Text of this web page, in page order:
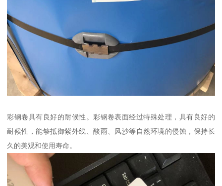
彩钢卷具有良好的耐候性。彩钢卷表面经过特殊处理，具有良好的
耐候性，能够抵御紫外线、酸雨、风沙等自然环境的侵蚀，保持长
久的美观和使用寿命。